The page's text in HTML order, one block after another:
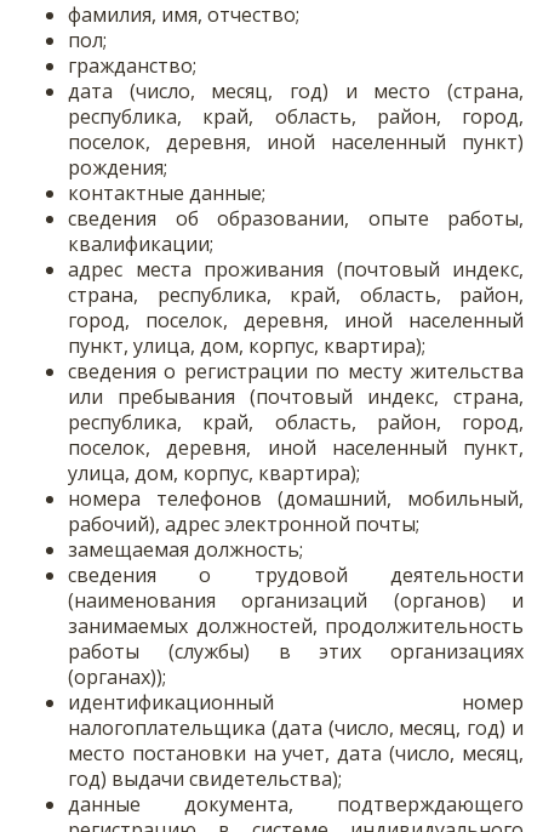
фамилия, имя, отчество;
пол;
гражданство;
дата (число, месяц, год) и место (страна,
республика, край, область, район, город,
поселок, деревня, иной населенный пункт)
рождения;
контактные данные;
сведения об образовании, опыте работы,
квалификации;
адрес места проживания (почтовый индекс,
страна, республика, край, область, район,
город, поселок, деревня, иной населенный
пункт, улица, дом, корпус, квартира);
сведения о регистрации по месту жительства
или пребывания (почтовый индекс, страна,
республика, край, область, район, город,
поселок, деревня, иной населенный пункт,
улица, дом, корпус, квартира);
номера телефонов (домашний, мобильный,
рабочий), адрес электронной почты;
замещаемая должность;
сведения о трудовой деятельности
(наименования организаций (органов) и
занимаемых должностей, продолжительность
работы (службы) в этих организациях
(органах));
идентификационный номер
налогоплательщика (дата (число, месяц, год) и
место постановки на учет, дата (число, месяц,
год) выдачи свидетельства);
данные документа, подтверждающего